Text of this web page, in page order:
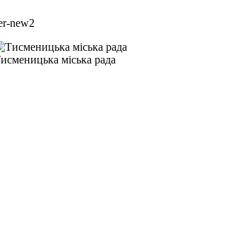
міська рада